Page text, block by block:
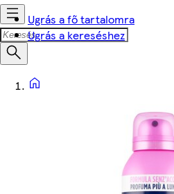
Ugrás a fő tartalomra
Ugrás a kereséshez